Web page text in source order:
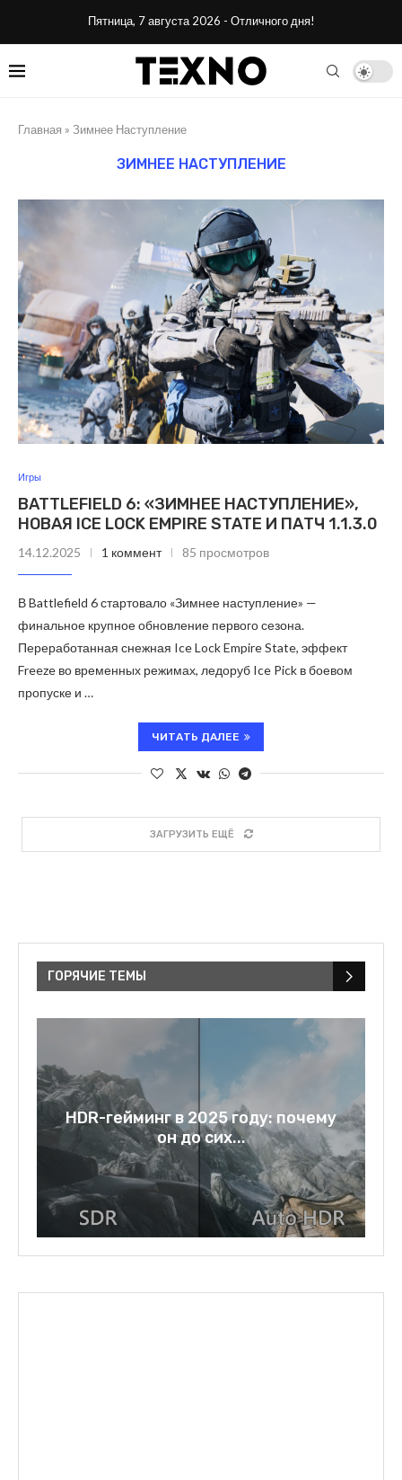
Пятница, 7 августа 2026 - Отличного дня!
Главная » Зимнее Наступление
ЗИМНЕЕ НАСТУПЛЕНИЕ
Игры
BATTLEFIELD 6: «ЗИМНЕЕ НАСТУПЛЕНИЕ»,
НОВАЯ ICE LOCK EMPIRE STATE И ПАТЧ 1.1.3.0
14.12.2025 1 коммент 85 просмотров
В Battlefield 6 стартовало «Зимнее наступление» —
финальное крупное обновление первого сезона.
Переработанная снежная Ice Lock Empire State, эффект
Freeze во временных режимах, ледоруб Ice Pick в боевом
пропуске и …
ЧИТАТЬ ДАЛЕЕ
ЗАГРУЗИТЬ ЕЩЁ
ГОРЯЧИЕ ТЕМЫ
HDR-гейминг в 2025 году: почему
он до сих...